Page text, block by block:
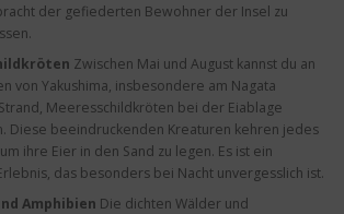
der gefiederten Bewohner der Insel zu
Zwischen Mai und August kannst du an
von Yakushima, insbesondere am Nagata
Meeresschildkröten bei der Eiablage
Diese beeindruckenden Kreaturen kehren jedes
ihre Eier in den Sand zu legen. Es ist ein
das besonders bei Nacht unvergesslich ist.
Amphibien Die dichten Wälder und